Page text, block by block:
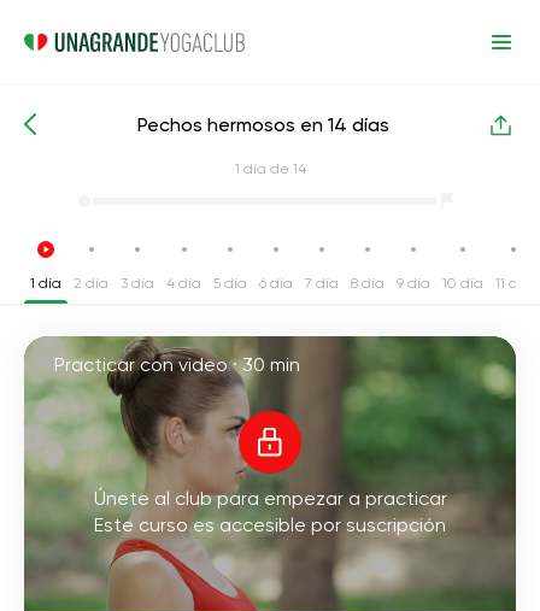
Cursos intensivos de yoga Mama
Pechos hermosos en 14 días
1 día de 14
1 día 2 día 3 día 4 día 5 día 6 día 7 día 8 día 9 día 10 día 11 día
Practicar con video ·30 min
Únete al club para empezar a practicar
Este curso es accesible por suscripción